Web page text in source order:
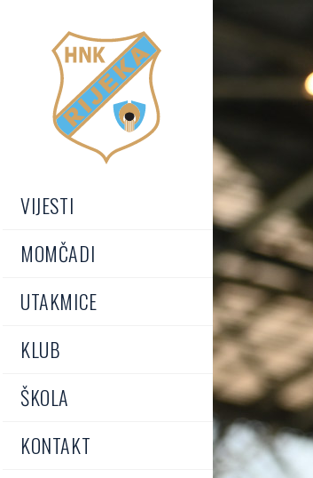
VIJESTI
MOMČADI
UTAKMICE
KLUB
ŠKOLA
KONTAKT